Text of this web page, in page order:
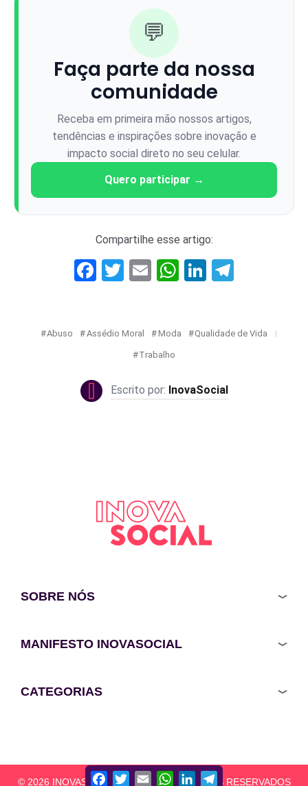
💬
Faça parte da nossa
comunidade
Receba em primeira mão nossos artigos,
tendências e inspirações sobre inovação e
impacto social direto no seu celular.
Quero participar →
Compartilhe esse artigo:
Facebook
Twitter
EmailWhatsApp
LinkedIn
Abuso Assédio Moral Moda Qualidade de Vida
Trabalho
InovaSocial
SOBRE NÓS
MANIFESTO INOVASOCIAL
CATEGORIAS
© 2026 INOVASOCIAL - TODOS OS DIREITOS RESERVADOS
FacebookTwitterEmail WhatsApp
LinkedInTelegram